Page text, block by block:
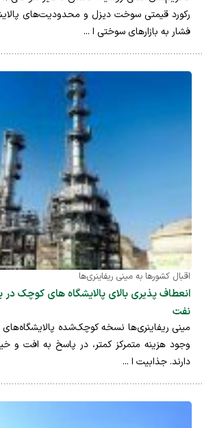
رکورد قیمتی سوخت دیزل و محدودیت‌های
فشار به بازار‌های سوختی ا ...
اقبال کشورها به مینی ریفاینری‌ها
انعطاف پذیری بالای پالایشگاه های کوچک در
نفت
مینی ریفاینری‌ها نسخه کوچک­‌شده
وجود هزینه متمرکز کمتر، در پاسخ به افت و
دارند. جذابیت ا ...